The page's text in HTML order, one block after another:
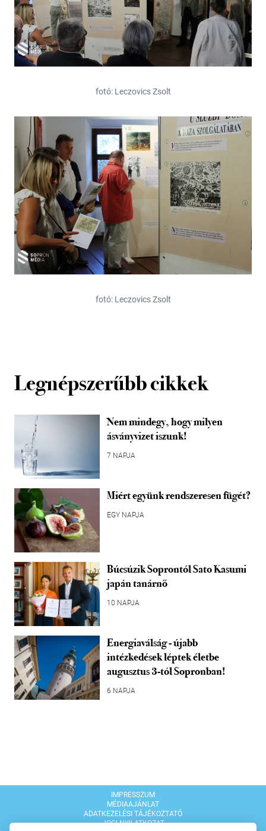
fotó: Leczovics Zsolt
fotó: Leczovics Zsolt
Legnépszerűbb cikkek
Nem mindegy, hogy milyen
ásványvizet iszunk!
7 NAPJA
Miért együnk rendszeresen fügét?
EGY NAPJA
Búcsúzik Soprontól Sato Kasumi
japán tanárnő
10 NAPJA
Energiaválság - újabb
intézkedések léptek életbe
augusztus 3-tól Sopronban!
6 NAPJA
IMPRESSZUM
MÉDIAAJÁNLAT
ADATKEZELÉSI TÁJÉKOZTATÓ
JOGI NYILATKOZAT